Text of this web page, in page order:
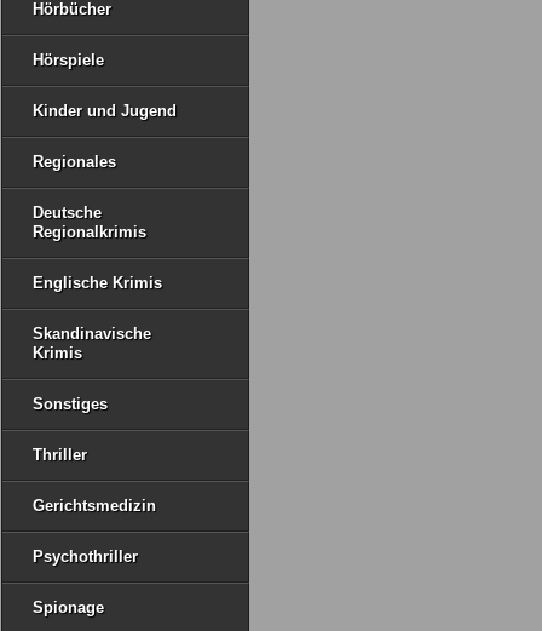
Hörbücher
Hörspiele
Kinder und Jugend
Regionales
Deutsche
Regionalkrimis
Englische Krimis
Skandinavische
Krimis
Sonstiges
Thriller
Gerichtsmedizin
Psychothriller
Spionage